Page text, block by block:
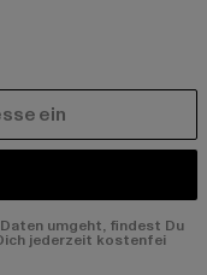
umgeht, findest Du
jederzeit kostenfei